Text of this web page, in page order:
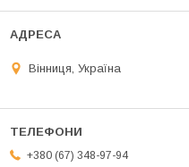
Вінниця, Україна
+380 (67) 348-97-94